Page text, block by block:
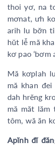
thoi yơ, na
mơnat, ưh
arih lu bơ̆n
hŭt lê̆ mă
kơ pao ‘bơm
Mă kơplah
mă khan đei
dah hrĕng
mă măt lăm
tôm, wă ăn
Apĭnh đĭ